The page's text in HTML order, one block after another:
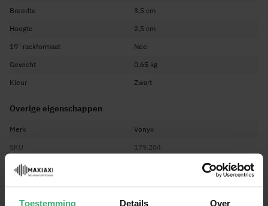
Toestemming Details Over
Breedte
3,5 cm
Hoogte
2,5 cm
19" rackformaat
Nee
Gewicht
0,65 kg
Kleur
Zwart
Overige eigenschappen
Merk
Vonyx
SKU
179.204
EAN Code
Engels, Nederlands, Duits, Frans,
Bekijk alle specificaties